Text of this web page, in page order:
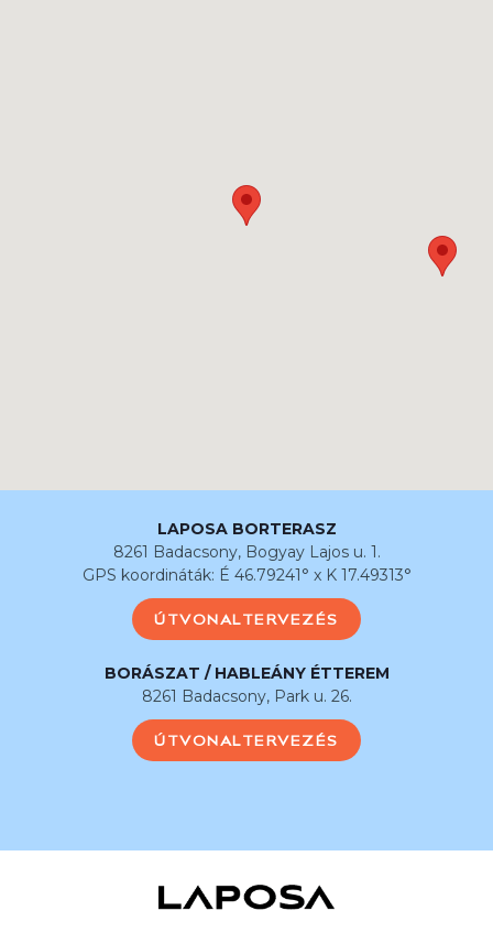
LAPOSA BORTERASZ
8261 Badacsony, Bogyay Lajos u. 1.
GPS koordináták: É 46.79241° x K 17.49313°
ÚTVONALTERVEZÉS
BORÁSZAT / HABLEÁNY ÉTTEREM
8261 Badacsony, Park u. 26.
ÚTVONALTERVEZÉS